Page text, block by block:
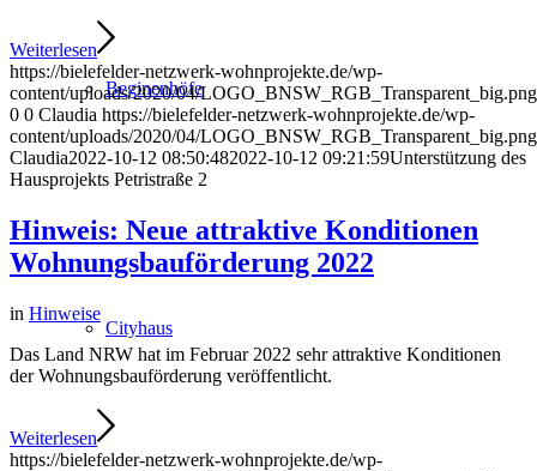
Beginenhöfe
Cityhaus
Weiterlesen
https://bielefelder-netzwerk-wohnprojekte.de/wp-
content/uploads/2020/04/LOGO_BNSW_RGB_Transparent_big.png
0 0 Claudia https://bielefelder-netzwerk-wohnprojekte.de/wp-
content/uploads/2020/04/LOGO_BNSW_RGB_Transparent_big.png
Claudia2022-10-12 08:50:482022-10-12 09:21:59Unterstützung des
Hausprojekts Petristraße 2
Hinweis: Neue attraktive Konditionen
Wohnungsbauförderung 2022
in Hinweise
Das Land NRW hat im Februar 2022 sehr attraktive Konditionen
der Wohnungsbauförderung veröffentlicht.
Weiterlesen
https://bielefelder-netzwerk-wohnprojekte.de/wp-